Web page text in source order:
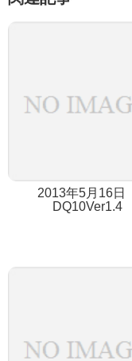
2013年5月16日
DQ10Ver1.4